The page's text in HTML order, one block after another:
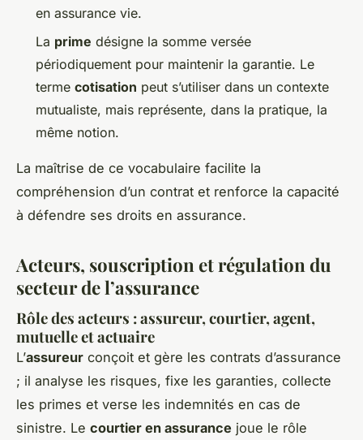
en assurance vie.
La prime désigne la somme versée
périodiquement pour maintenir la garantie. Le
terme cotisation peut s’utiliser dans un contexte
mutualiste, mais représente, dans la pratique, la
même notion.
La maîtrise de ce vocabulaire facilite la
compréhension d’un contrat et renforce la capacité
à défendre ses droits en assurance.
Acteurs, souscription et régulation du
secteur de l’assurance
Rôle des acteurs : assureur, courtier, agent,
mutuelle et actuaire
L’assureur conçoit et gère les contrats d’assurance
; il analyse les risques, fixe les garanties, collecte
les primes et verse les indemnités en cas de
sinistre. Le courtier en assurance joue le rôle